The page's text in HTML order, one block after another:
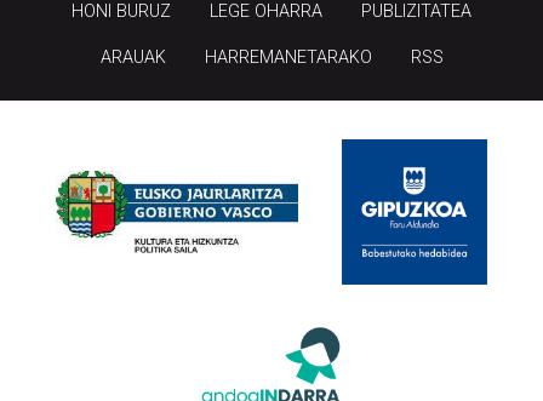
HONI BURUZ LEGE OHARRA PUBLIZITATEA
ARAUAK HARREMANETARAKO RSS